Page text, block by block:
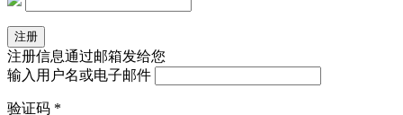
注册信息通过邮箱发给您
输入用户名或电子邮件
验证码 *